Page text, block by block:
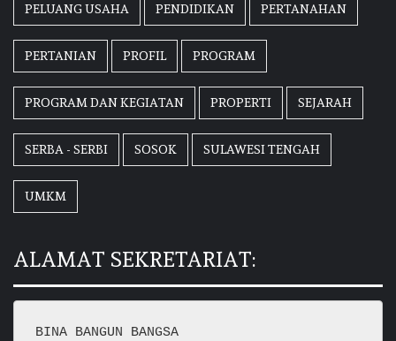
PELUANG USAHA PENDIDIKAN PERTANAHAN
PERTANIAN PROFIL PROGRAM
PROGRAM DAN KEGIATAN PROPERTI SEJARAH
SERBA - SERBI SOSOK SULAWESI TENGAH
UMKM
ALAMAT SEKRETARIAT:
BINA BANGUN BANGSA